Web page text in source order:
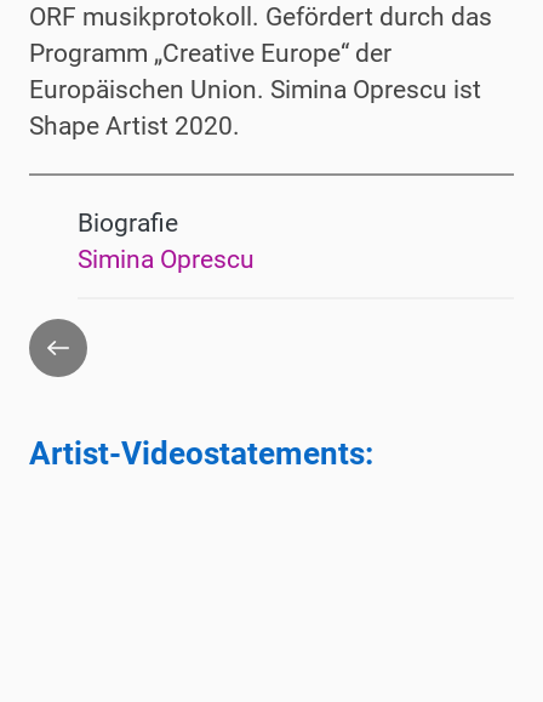
ORF musikprotokoll. Gefördert durch das
Programm „Creative Europe“ der
Europäischen Union. Simina Oprescu ist
Shape Artist 2020.
Biografie
Simina Oprescu
Zurück
Artist-Videostatements: